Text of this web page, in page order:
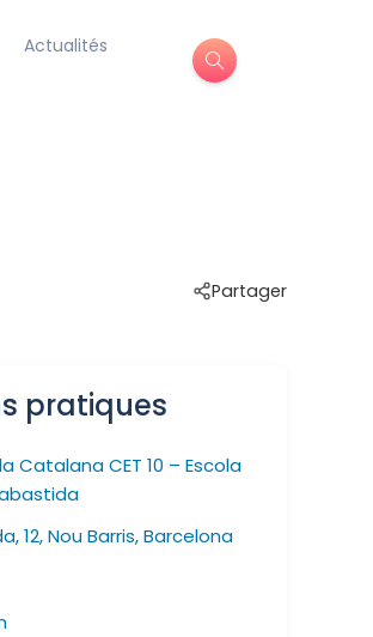
Actualités
Partager
pratiques
Catalana CET 10 – Escola
12, Nou Barris, Barcelona